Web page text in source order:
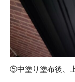
⑤中塗り塗布後、